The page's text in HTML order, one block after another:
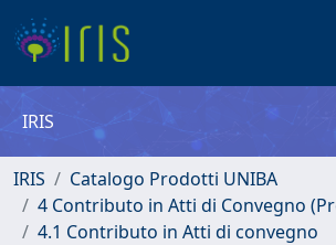
IRIS
IRIS
Catalogo Prodotti UNIBA
4 Contributo in Atti di Convegno
4.1 Contributo in Atti di convegno